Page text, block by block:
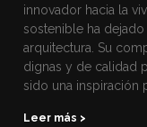
innovador hacia la
sostenible ha
arquitectura. Su
dignas y de calidad
sido una inspiración
Leer más >